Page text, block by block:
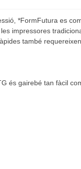
*FormFutura es
impressores
també
és gairebé tan fàcil